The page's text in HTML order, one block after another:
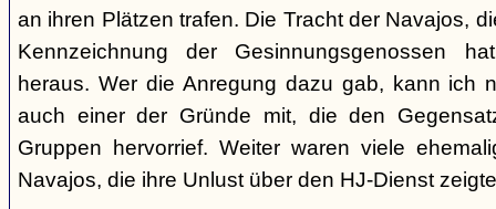
an ihren Plätzen trafen. Die Tracht der Navajos,
Kennzeichnung der Gesinnungsgenossen
heraus. Wer die Anregung dazu gab, kann ich
auch einer der Gründe mit, die den
Gruppen hervorrief. Weiter waren viele
Navajos, die ihre Unlust über den HJ-Dienst